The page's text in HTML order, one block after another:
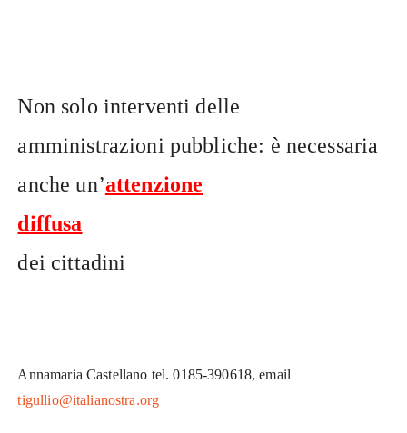
Non solo interventi delle
amministrazioni pubbliche: è necessaria
anche un’attenzione
diffusa
dei cittadini
Annamaria Castellano tel. 0185-390618, email
tigullio@italianostra.org